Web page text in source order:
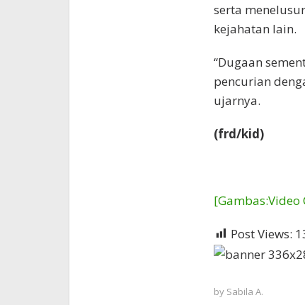
serta
kejahatan lain.
“Dugaan
pencurian
ujarnya.
(frd/kid)
[Gambas:Video
Post Views:
by Sabila A.